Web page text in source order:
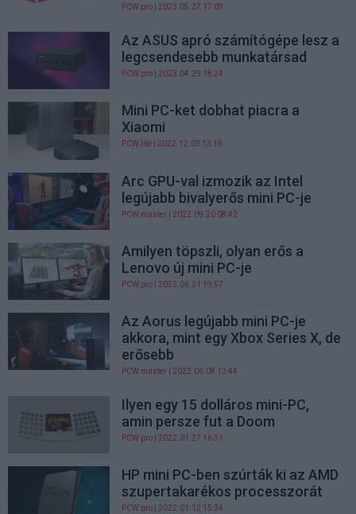
PCW.pro | 2023.05.27 17:09
Az ASUS apró számítógépe lesz a
legcsendesebb munkatársad
PCW.pro | 2023.04.29 18:24
Mini PC-ket dobhat piacra a
Xiaomi
PCW.lite | 2022.12.03 13:19
Arc GPU-val izmozik az Intel
legújabb bivalyerős mini PC-je
PCW.master | 2022.09.20 08:42
Amilyen töpszli, olyan erős a
Lenovo új mini PC-je
PCW.pro | 2022.06.21 19:57
Az Aorus legújabb mini PC-je
akkora, mint egy Xbox Series X, de
erősebb
PCW.master | 2022.06.08 12:44
Ilyen egy 15 dolláros mini-PC,
amin persze fut a Doom
PCW.pro | 2022.01.27 16:31
HP mini PC-ben szúrták ki az AMD
szupertakarékos processzorát
PCW.pro | 2022.01.12 15:34